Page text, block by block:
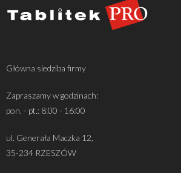
Główna siedziba firmy
Zapraszamy w godzinach:
pon. - pt.: 8:00 - 16:00
ul. Generała Maczka 12,
35-234 RZESZÓW